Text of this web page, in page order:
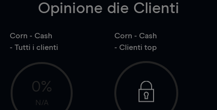
Opinione die Clienti
Corn - Cash
- Tutti i clienti
0%
N/A
Corn - Cash
- Clienti top